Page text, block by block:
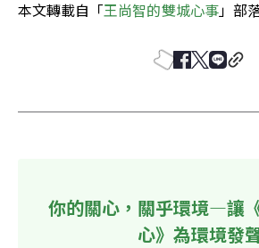
本文轉載自「王尚智的雙城心事」部
你的關心，關乎環境—讓
心》為環境發